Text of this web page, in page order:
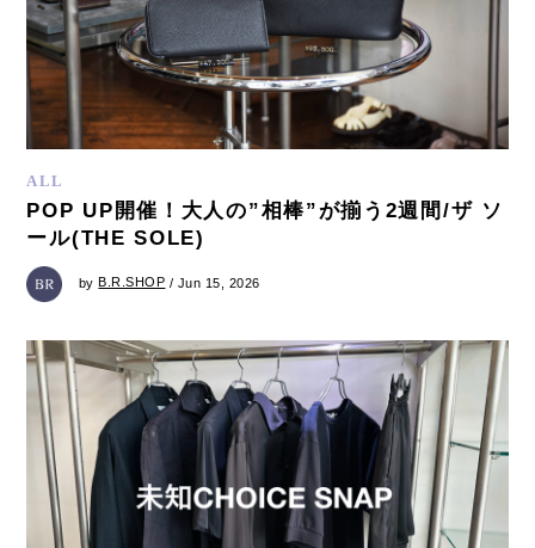
ALL
POP UP開催！大人の”相棒”が揃う2週間/ザ ソ
ール(THE SOLE)
by B.R.SHOP / Jun 15, 2026